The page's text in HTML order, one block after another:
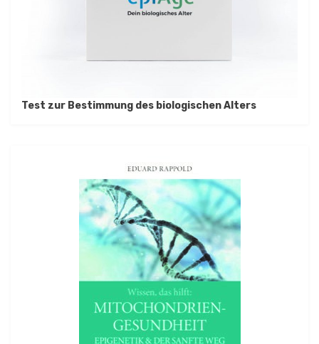
Test zur Bestimmung des biologischen Alters